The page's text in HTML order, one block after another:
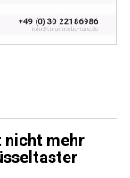
nicht mehr